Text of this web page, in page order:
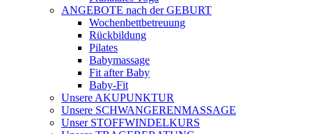
ANGEBOTE nach der GEBURT
Wochenbettbetreuung
Rückbildung
Pilates
Babymassage
Fit after Baby
Baby-Fit
Unsere AKUPUNKTUR
Unsere SCHWANGERENMASSAGE
Unser STOFFWINDELKURS